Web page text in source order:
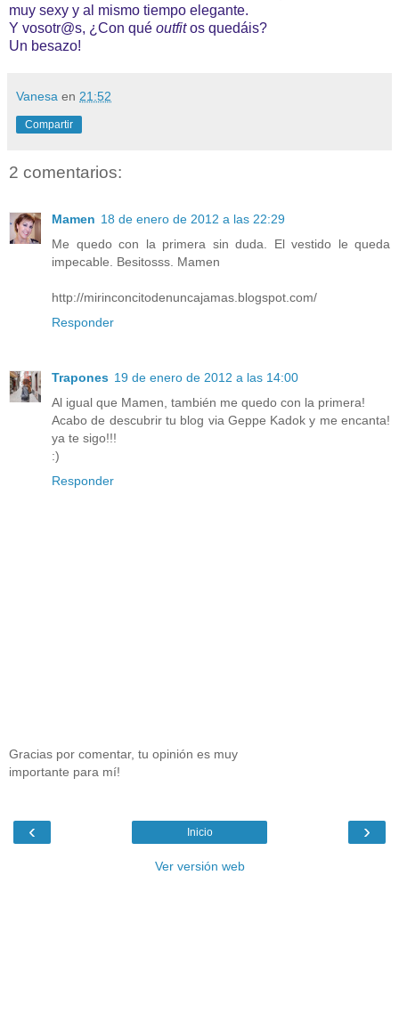
muy sexy y al mismo tiempo elegante.
Y vosotr@s, ¿Con qué outfitos quedáis?
Un besazo!
Vanesa en 21:52
Compartir
2 comentarios:
Mamen 18 de enero de 2012 a las 22:29
Me quedo con la primera sin duda. El vestido le queda
impecable. Besitosss. Mamen
http://mirinconcitodenuncajamas.blogspot.com/
Responder
Trapones 19 de enero de 2012 a las 14:00
Al igual que Mamen, también me quedo con la primera!
Acabo de descubrir tu blog via Geppe Kadok y me encanta!
ya te sigo!!!
:)
Responder
Gracias por comentar, tu opinión es muy
importante para mí!
‹ ›
Inicio
Ver versión web